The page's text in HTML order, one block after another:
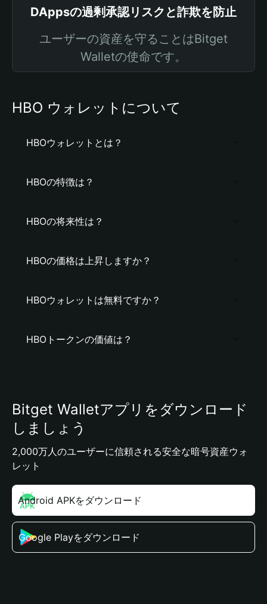
DAppsの過剰承認リスクと詐欺を防止
ユーザーの資産を守ることはBitget
Walletの使命です。
HBO ウォレットについて
HBOウォレットとは？
HBOの特徴は？
HBOの将来性は？
HBOの価格は上昇しますか？
HBOウォレットは無料ですか？
HBOトークンの価値は？
Bitget Walletアプリをダウンロード
しましょう
2,000万人のユーザーに信頼される安全な暗号資産ウォ
レット
Android APKをダウンロード
Google Playをダウンロード